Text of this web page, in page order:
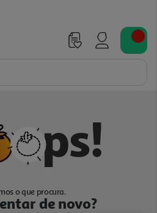
o que procura.
de novo?